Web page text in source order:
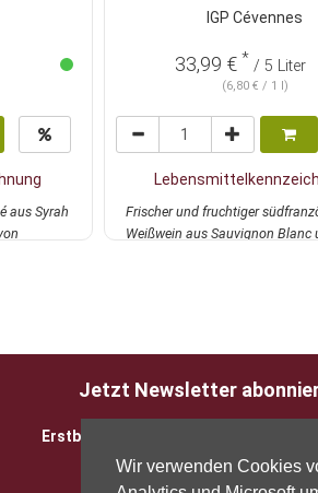
Wir verwenden Cookies
aus Syrah
IGP Cévennes
33,99 € * / 5 Liter
(6,80 € / 1 l)
Frischer und fruchtiger
Weißwein aus Sauvignon Blanc
Jetzt Newsletter
Erstbesteller sparen 5 EUR mit